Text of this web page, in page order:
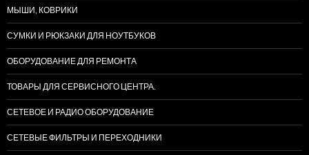
МЫШИ, КОВРИКИ
СУМКИ И РЮКЗАКИ ДЛЯ НОУТБУКОВ
ОБОРУДОВАНИЕ ДЛЯ РЕМОНТА
ТОВАРЫ ДЛЯ СЕРВИСНОГО ЦЕНТРА.
СЕТЕВОЕ И РАДИО ОБОРУДОВАНИЕ
СЕТЕВЫЕ ФИЛЬТРЫ И ПЕРЕХОДНИКИ